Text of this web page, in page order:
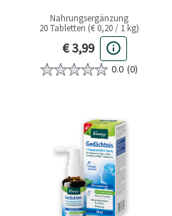
Nahrungsergänzung
20 Tabletten (€ 0,20 / 1 kg)
Aktueller Preis
€ 3,99
0.0 (0)